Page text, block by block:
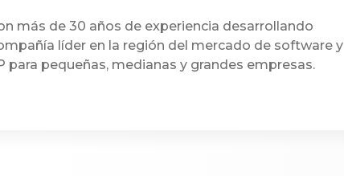
más de 30 años de experiencia desarrollando
líder en la región del mercado de software y
pequeñas, medianas y grandes empresas.